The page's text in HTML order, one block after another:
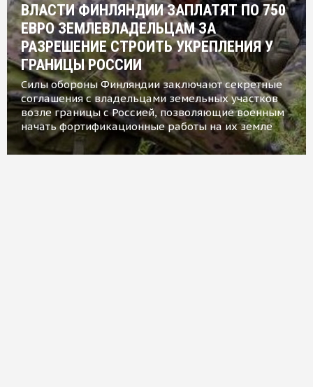
ВЛАСТИ ФИНЛЯНДИИ ЗАПЛАТЯТ ПО 750
ЕВРО ЗЕМЛЕВЛАДЕЛЬЦАМ ЗА
РАЗРЕШЕНИЕ СТРОИТЬ УКРЕПЛЕНИЯ У
ГРАНИЦЫ РОССИИ
Силы обороны Финляндии заключают секретные
соглашения с владельцами земельных участков
возле границы с Россией, позволяющие военным
начать фортификационные работы на их земле